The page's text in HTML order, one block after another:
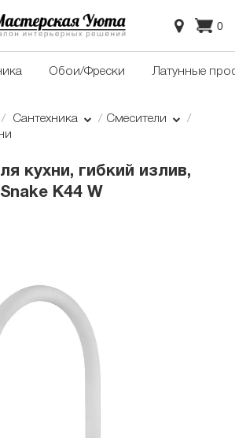
0
Обои/Фрески Латунные
Сантехника
Смесители
кухни, гибкий излив,
K44 W